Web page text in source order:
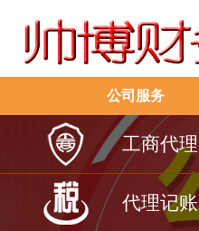
公司服务
工商代理
代理记账